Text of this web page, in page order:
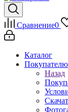
Сравнение0
Каталог
Покупателю
Назад